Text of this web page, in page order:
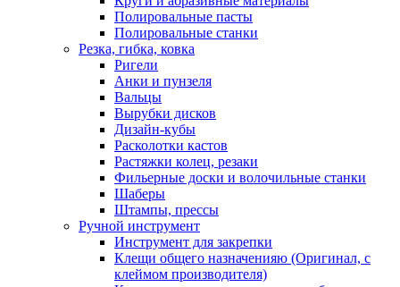
Полировальные пасты
Полировальные станки
Резка, гибка, ковка
Ригели
Анки и пунзеля
Вальцы
Вырубки дисков
Дизайн-кубы
Расколотки кастов
Растяжки колец, резаки
Фильерные доски и волочильные станки
Шаберы
Штампы, прессы
Ручной инструмент
Инструмент для закрепки
Клещи общего назначенияю (Оригинал, с
клеймом производителя)